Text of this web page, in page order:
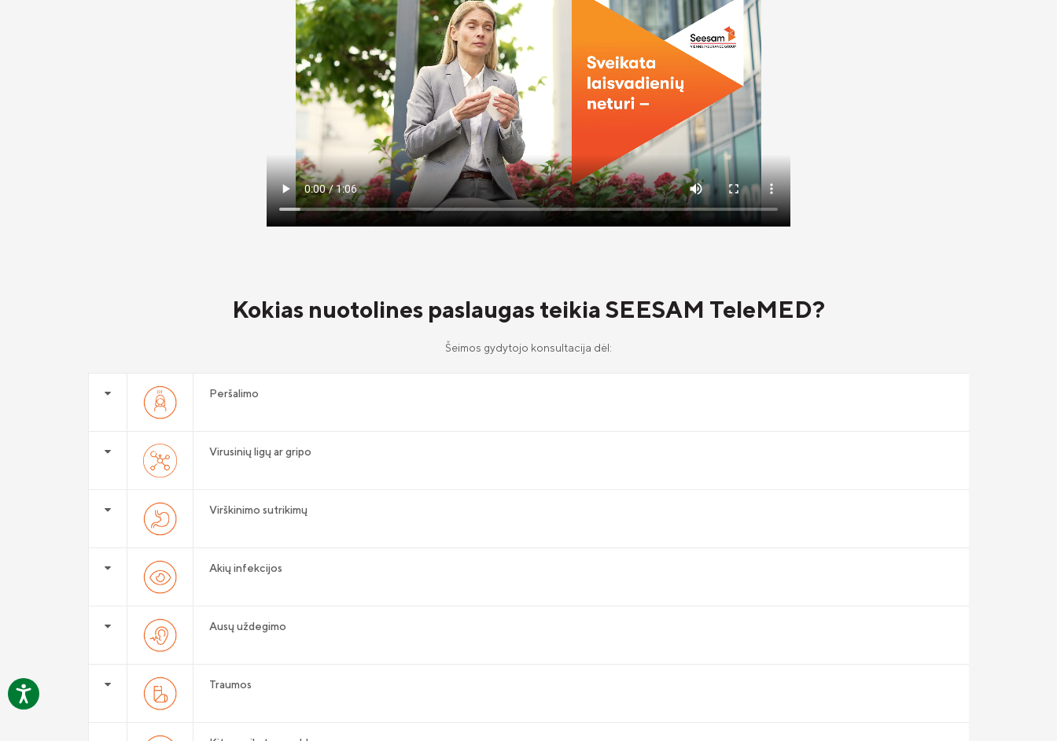
Kokias nuotolines paslaugas teikia SEESAM TeleMED?
Šeimos gydytojo konsultacija dėl:
Peršalimo
Virusinių ligų ar gripo
Virškinimo sutrikimų
Akių infekcijos
Ausų uždegimo
Traumos